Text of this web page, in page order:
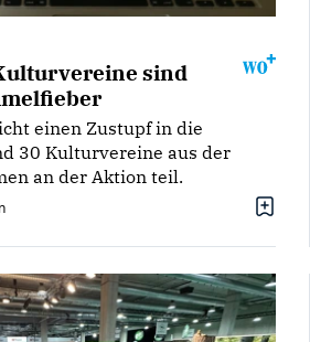
sind
einen Zustupf in die
30 Kulturvereine aus der
an der Aktion teil.